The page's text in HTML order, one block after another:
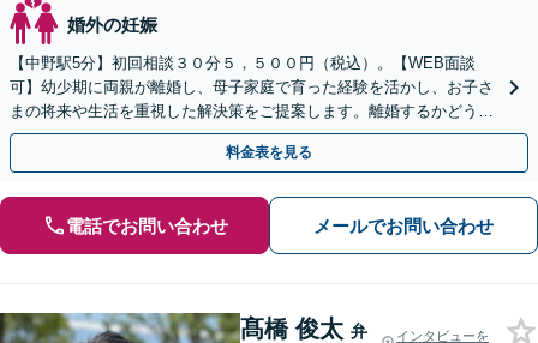
婚外の妊娠
【中野駅5分】初回相談３０分５，５００円（税込）。【WEB面談
可】幼少期に両親が離婚し、母子家庭で育った経験を活かし、お子さ
まの将来や生活を重視した解決策をご提案します。離婚するかどうか
悩まれている方も、まずはご相談ください。
料金表を見る
電話でお問い合わせ メールでお問い合わせ
髙橋 俊太 弁
インタビューを